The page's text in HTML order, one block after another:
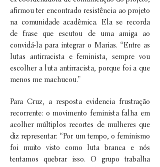
afirmou ter encontrado resistência ao projeto
na comunidade acadêmica. Ela se recorda
de frase que escutou de uma amiga ao
convidá-la para integrar o Marias. “Entre as
lutas antirracista e feminista, sempre vou
escolher a luta antirracista, porque foi a que
menos me machucou.”
Para Cruz, a resposta evidencia frustração
recorrente: o movimento feminista falha em
acolher múltiplos recortes de mulheres que
diz representar: “Por um tempo, o feminismo
foi muito visto como luta branca e nós
tentamos quebrar isso. O grupo trabalha